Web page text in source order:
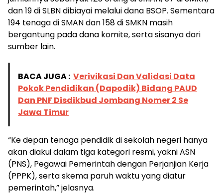
dan 19 di SLBN dibiayai melalui dana BSOP. Sementara
194 tenaga di SMAN dan 158 di SMKN masih
bergantung pada dana komite, serta sisanya dari
sumber lain.
BACA JUGA : Verivikasi Dan Validasi Data
Pokok Pendidikan (Dapodik) Bidang PAUD
Dan PNF Disdikbud Jombang Nomer 2 Se
Jawa Timur
“Ke depan tenaga pendidik di sekolah negeri hanya
akan diakui dalam tiga kategori resmi, yakni ASN
(PNS), Pegawai Pemerintah dengan Perjanjian Kerja
(PPPK), serta skema paruh waktu yang diatur
pemerintah,” jelasnya.